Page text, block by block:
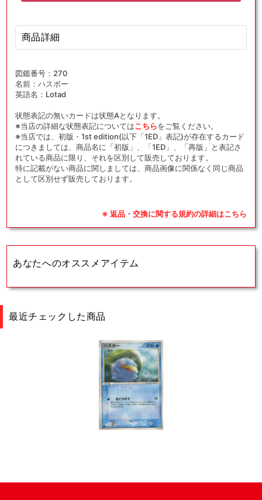
商品詳細
図鑑番号：270
名前：ハスボー
英語名：Lotad
状態表記の無いカードは状態Aとなります。
※当店の詳細な状態表記についてはこちらをご覧ください。
※当店では、初版・1st edition(以下「1ED」表記)が存在するカード
につきましては、商品名に「初版」、「1ED」、「再版」と表記さ
れている商品に限り、それを区別して販売しております。
特に記載がない商品に関しましては、商品画像に関係なく同じ商品
として区別せず販売しております。
※ 返品・交換に関する規約の詳細はこちら
あなたへのオススメアイテム
最近チェックした商品